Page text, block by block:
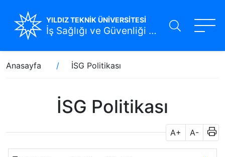
içeriğe
YILDIZ TEKNİK ÜNİVERSİTESİ
İş Sağlığı ve Güvenliği Koordinatörlüğü
Sayfa
yolu
Anasayfa İSG Politikası
İSG Politikası
A+ A-